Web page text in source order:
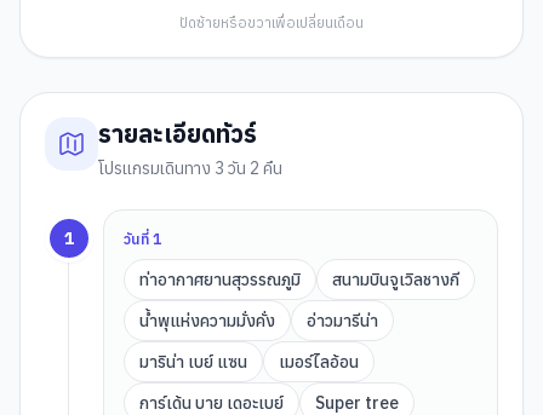
ปัดซ้ายหรือขวาเพื่อเปลี่ยนเดือน
รายละเอียดทัวร์
โปรแกรมเดินทาง 3 วัน 2 คืน
1 วันที่1
ท่าอากาศยานสุวรรณภูมิ
สนามบินจูเวิลชางกี
น้ำพุแห่งความมั่งคั่ง
อ่าวมารีน่า
มาริน่า เบย์ แซน
เมอร์ไลอ้อน
การ์เด้น บาย เดอะเบย์
Super tree